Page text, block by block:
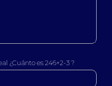
¿Cuánto es 246+2-3 ?